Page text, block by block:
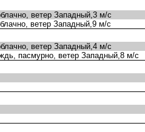
ветер Западный,3 м/с
ветер Западный,9 м/с
ветер Западный,4 м/с
пасмурно, ветер Западный,8 м/с